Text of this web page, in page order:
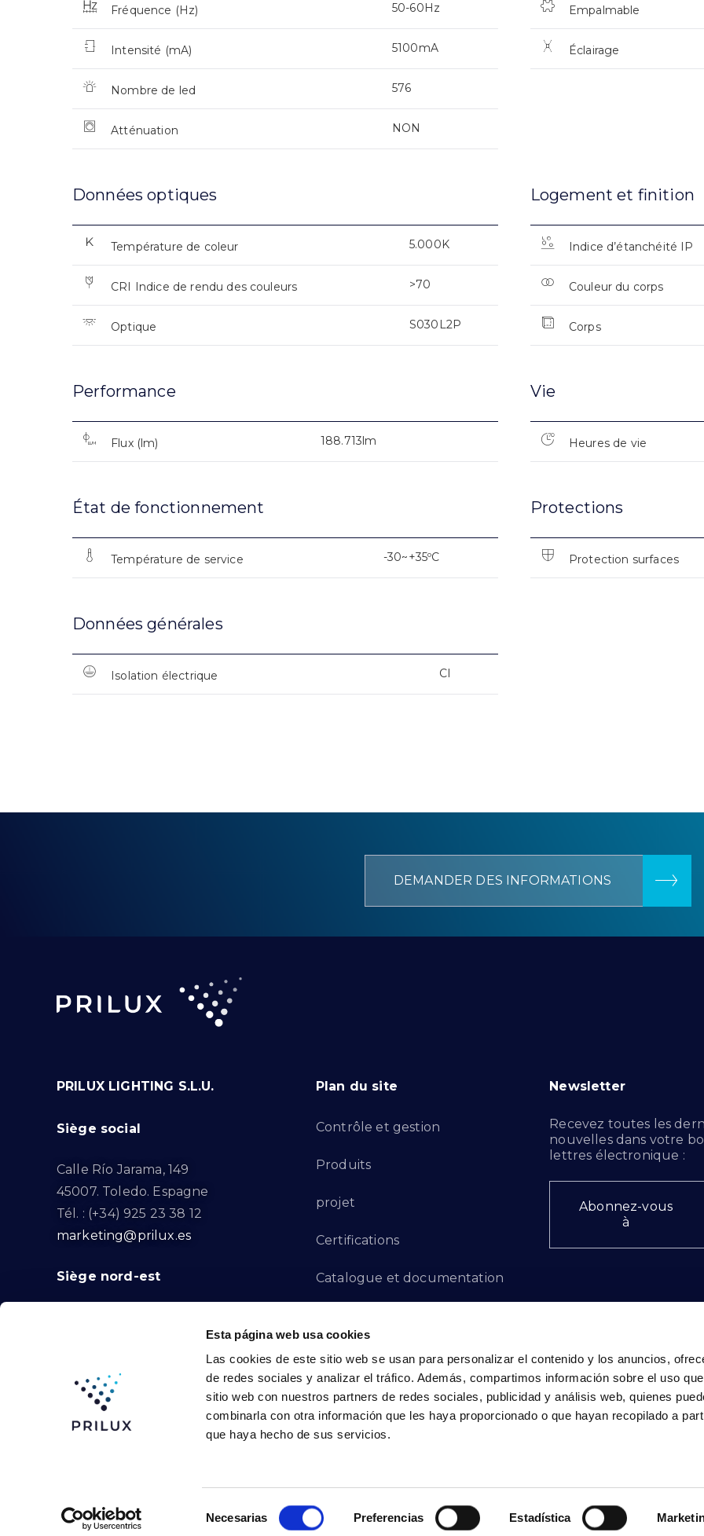
Esta página web usa cookies
Las cookies de este sitio web se usan para personalizar el contenido y los anuncios,
de redes sociales y analizar el tráfico. Además, compartimos información sobre el uso
sitio web con nuestros partners de redes sociales, publicidad y análisis web, quienes
combinarla con otra información que les haya proporcionado o que hayan recopilado a
que haya hecho de sus servicios.
Necesarias Preferencias Estadística
Fréquence (Hz) 50-60Hz
Intensité (mA) 5100mA
Nombre de led 576
Atténuation NON
Empalmable
Éclairage
Données optiques
Température de coleur 5.000K
CRI Indice de rendu des couleurs >70
Optique S030L2P
Logement et finition
Indice d’étanchéité IP
Couleur du corps
Corps
Performance
Flux (lm) 188.713lm
Vie
Heures de vie
État de fonctionnement
Température de service -30~+35ºC
Protections
Protection surfaces
Données générales
Isolation électrique CI
DEMANDER DES INFORMATIONS
PRILUX LIGHTING S.L.U.
Siège social
Calle Río Jarama, 149
45007. Toledo. Espagne
Tél. : (+34) 925 23 38 12
marketing@prilux.es
Siège nord-est
08791. Sant Llorenç d’Hortons.
Tél. : (+34) 93 719 23 29
marketing@prilux.es
Plan du site
Contrôle et gestion
Produits
projet
Certifications
Catalogue et documentation
Canal des plaintes
Contacto - FR
Newsletter
Recevez toutes les
nouvelles dans votre
lettres électronique :
Abonnez-vous
à